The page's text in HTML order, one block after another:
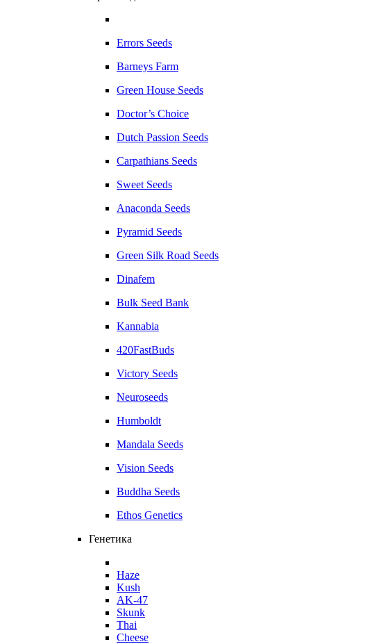
Errors Seeds
Barneys Farm
Green House Seeds
Doctor’s Choice
Dutch Passion Seeds
Carpathians Seeds
Sweet Seeds
Anaconda Seeds
Pyramid Seeds
Green Silk Road Seeds
Dinafem
Bulk Seed Bank
Kannabia
420FastBuds
Victory Seeds
Neuroseeds
Humboldt
Mandala Seeds
Vision Seeds
Buddha Seeds
Ethos Genetics
Генетика
Haze
Kush
AK-47
Skunk
Thai
Cheese